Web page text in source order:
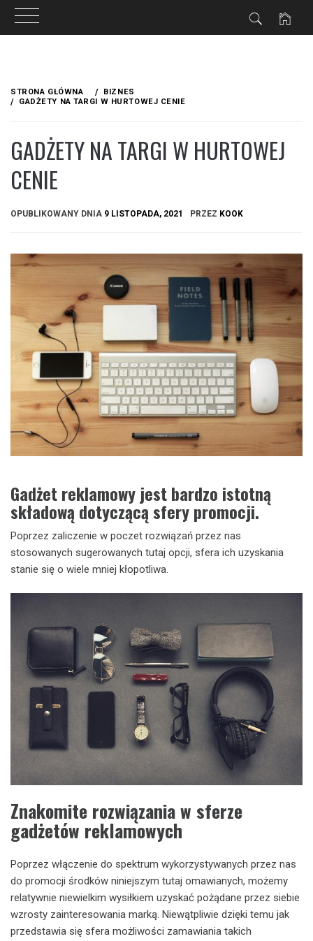
treści
STRONA GŁÓWNA
BIZNES
GADŻETY NA TARGI W HURTOWEJ CENIE
GADŻETY NA TARGI W HURTOWEJ
CENIE
OPUBLIKOWANY DNIA 9 LISTOPADA, 2021 PRZEZ KOOK
Gadżet reklamowy jest bardzo istotną
składową dotyczącą sfery promocji.
Poprzez zaliczenie w poczet rozwiązań przez nas
stosowanych sugerowanych tutaj opcji, sfera ich uzyskania
stanie się o wiele mniej kłopotliwa.
Znakomite rozwiązania w sferze
gadżetów reklamowych
Poprzez włączenie do spektrum wykorzystywanych przez nas
do promocji środków niniejszym tutaj omawianych, możemy
relatywnie niewielkim wysiłkiem uzyskać pożądane przez siebie
wzrosty zainteresowania marką. Niewątpliwie dzięki temu jak
przedstawia się sfera możliwości zamawiania takich